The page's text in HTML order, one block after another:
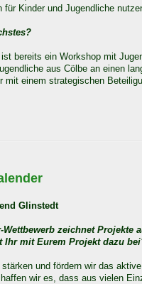
für Kinder und Jugendliche
ist bereits ein Workshop mit
aus Cölbe an einen
mit einem strategischen
Glinstedt
Wettbewerb zeichnet
Ihr mit Eurem Projekt dazu
und fördern wir das
wir es, dass aus vielen